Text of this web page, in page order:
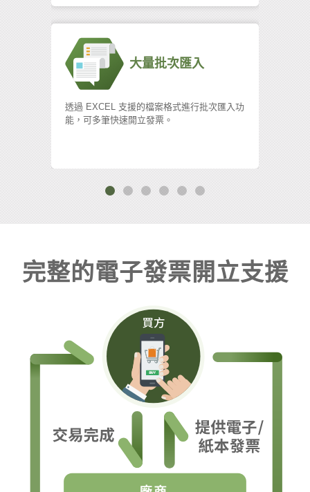
大量批次匯入
透過 EXCEL 支援的檔案格式進行批次匯入功
能，可多筆快速開立發票。
完整的電子發票開立支援